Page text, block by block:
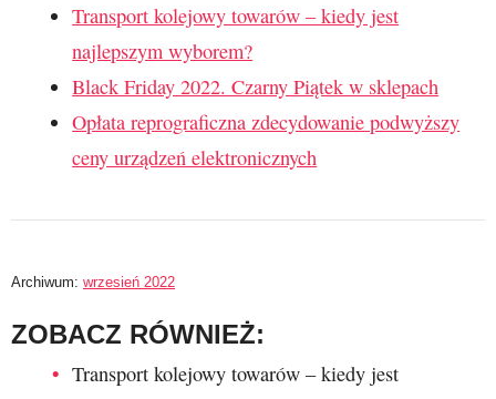
Transport kolejowy towarów – kiedy jest
najlepszym wyborem?
Black Friday 2022. Czarny Piątek w sklepach
Opłata reprograficzna zdecydowanie podwyższy
ceny urządzeń elektronicznych
Archiwum: wrzesień 2022
ZOBACZ RÓWNIEŻ:
Transport kolejowy towarów – kiedy jest